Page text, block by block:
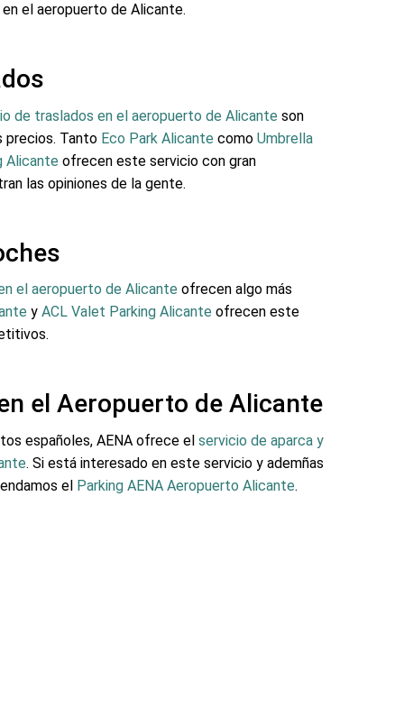
el aeropuerto de Alicante.
de traslados en el aeropuerto de Alicante son
precios. Tanto Eco Park Alicante como Umbrella
Alicante ofrecen este servicio con gran
las opiniones de la gente.
el aeropuerto de Alicante ofrecen algo más
y ACL Valet Parking Alicante ofrecen este
el Aeropuerto de Alicante
españoles, AENA ofrece el servicio de aparca y
. Si está interesado en este servicio y ademñas
el Parking AENA Aeropuerto Alicante.